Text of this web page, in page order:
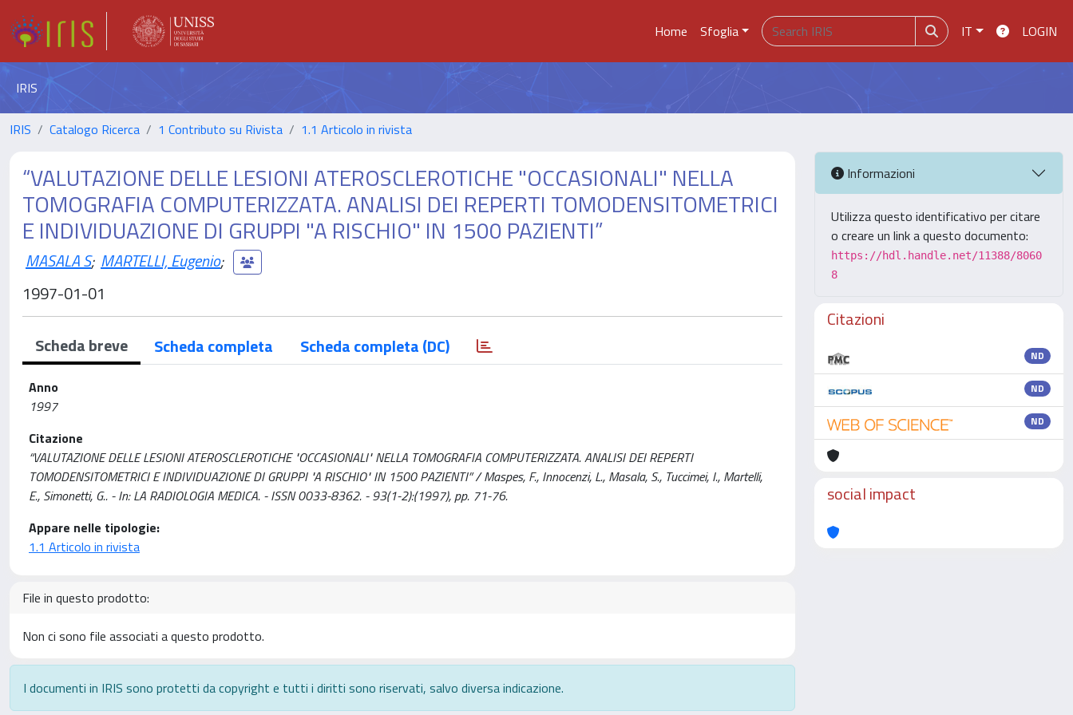
Home Sfoglia IT LOGIN
IRIS
IRIS Catalogo Ricerca 1 Contributo su Rivista 1.1 Articolo in rivista
“VALUTAZIONE DELLE LESIONI ATEROSCLEROTICHE "OCCASIONALI" NELLA
TOMOGRAFIA COMPUTERIZZATA. ANALISI DEI REPERTI TOMODENSITOMETRICI
E INDIVIDUAZIONE DI GRUPPI "A RISCHIO" IN 1500 PAZIENTI”
MASALA S; MARTELLI, Eugenio;
1997-01-01
Scheda breve Scheda completa Scheda completa (DC)
Anno
1997
Citazione
“VALUTAZIONE DELLE LESIONI ATEROSCLEROTICHE "OCCASIONALI" NELLA TOMOGRAFIA COMPUTERIZZATA. ANALISI DEI REPERTI
TOMODENSITOMETRICI E INDIVIDUAZIONE DI GRUPPI "A RISCHIO" IN 1500 PAZIENTI” / Maspes, F., Innocenzi, L., Masala, S., Tuccimei, I., Martelli,
E., Simonetti, G.. - In: LA RADIOLOGIA MEDICA. - ISSN 0033-8362. - 93(1-2):(1997), pp. 71-76.
Appare nelle tipologie:
1.1 Articolo in rivista
File in questo prodotto:
Non ci sono file associati a questo prodotto.
I documenti in IRIS sono protetti da copyright e tutti i diritti sono riservati, salvo diversa indicazione.
Informazioni
Utilizza questo identificativo per citare
o creare un link a questo documento:
https://hdl.handle.net/11388/8060
8
Citazioni
ND
ND
ND
social impact